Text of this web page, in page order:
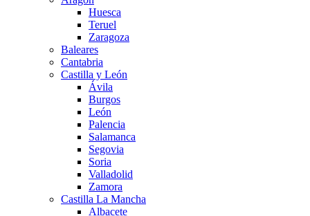
Huesca
Teruel
Zaragoza
Baleares
Cantabria
Castilla y León
Ávila
Burgos
León
Palencia
Salamanca
Segovia
Soria
Valladolid
Zamora
Castilla La Mancha
Albacete